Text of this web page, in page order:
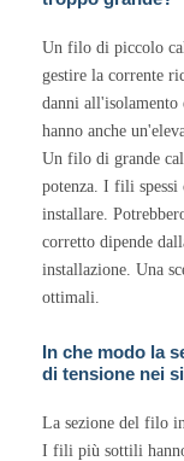
Un filo di piccolo
gestire la corrente
danni
hanno anche
Un filo di grande
potenza. I fili
installare.
corretto dipende
installazione. Una
ottimali.
In che modo la
di tensione nei
La sezione del filo
I fili più sottili hanno